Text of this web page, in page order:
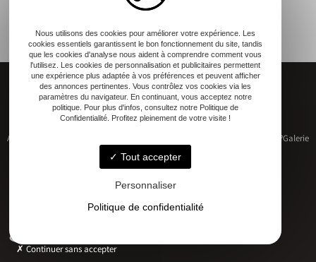
Accueil Qui sommes-nous ?Galerie
Contact
17 RUE DU MARECHAL D'AUBETERRE, 17330 Bernay-Saint-Martin
Nous utilisons des cookies pour améliorer votre expérience. Les
cookies essentiels garantissent le bon fonctionnement du site, tandis
que les cookies d'analyse nous aident à comprendre comment vous
l'utilisez. Les cookies de personnalisation et publicitaires permettent
une expérience plus adaptée à vos préférences et peuvent afficher
des annonces pertinentes. Vous contrôlez vos cookies via les
paramètres du navigateur. En continuant, vous acceptez notre
politique. Pour plus d'infos, consultez notre Politique de
Confidentialité. Profitez pleinement de votre visite !
Tout accepter
Personnaliser
Politique de confidentialité
Continuer sans accepter